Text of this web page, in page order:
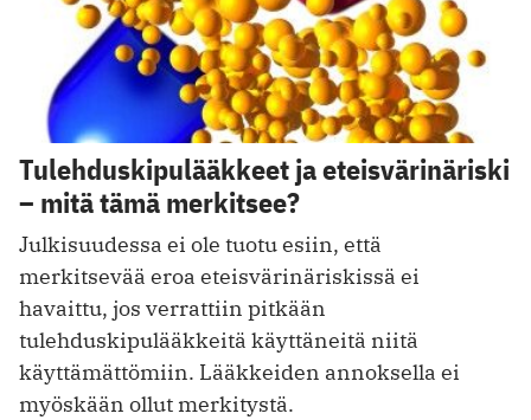
Tulehduskipulääkkeet ja eteisvärinäriski
– mitä tämä merkitsee?
Julkisuudessa ei ole tuotu esiin, että
merkitsevää eroa eteisvärinäriskissä ei
havaittu, jos verrattiin pitkään
tulehduskipulääkkeitä käyttäneitä niitä
käyttämättömiin. Lääkkeiden annoksella ei
myöskään ollut merkitystä.